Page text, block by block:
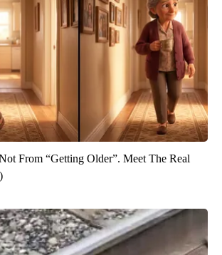
From “Getting Older”. Meet The Real